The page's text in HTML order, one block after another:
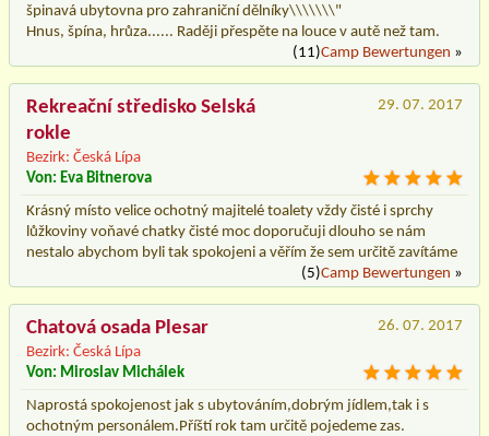
špinavá ubytovna pro zahraniční dělníky\\\\\\\"
Hnus, špína, hrůza...... Raději přespěte na louce v autě než tam.
(11)Camp Bewertungen »
Rekreační středisko Selská
rokle
Bezirk: Česká Lípa
29. 07. 2017
Von: Eva Bitnerova
Krásný místo velice ochotný majitelé toalety vždy čisté i sprchy
lůžkoviny voňavé chatky čisté moc doporučuji dlouho se nám
nestalo abychom byli tak spokojeni a věřím že sem určitě zavítáme
(5)Camp Bewertungen »
Chatová osada Plesar
Bezirk: Česká Lípa
26. 07. 2017
Von: Miroslav Michálek
Naprostá spokojenost jak s ubytováním,dobrým jídlem,tak i s
ochotným personálem.Příští rok tam určitě pojedeme zas.